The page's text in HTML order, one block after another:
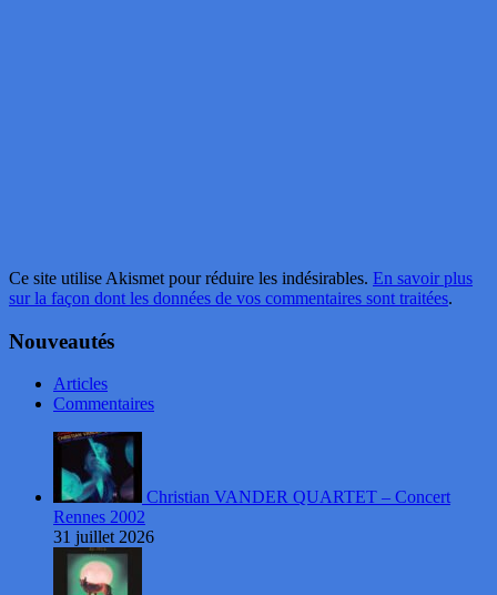
Ce site utilise Akismet pour réduire les indésirables. En savoir plus
sur la façon dont les données de vos commentaires sont traitées.
Nouveautés
Articles
Commentaires
Christian VANDER QUARTET – Concert
Rennes 2002
31 juillet 2026